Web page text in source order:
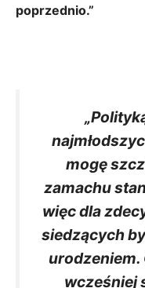
poprzednio.”
mogę
zamachu
więc dla
siedzących
urodzeniem.
wcześniej